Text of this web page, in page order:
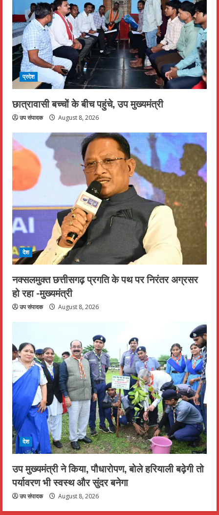
प्रदेश
छात्रावासी बच्चों के बीच पहुंचे, उप मुख्यमंत्री
उप संपादक August 8, 2026
देश
नक्सलमुक्त छत्तीसगढ़ प्रगति के पथ पर निरंतर अग्रसर
हो रहा -मुख्यमंत्री
उप संपादक August 8, 2026
देश
उप मुख्यमंत्री ने किया, पौधारोपण, बोले हरियाली बढ़ेगी तो
पर्यावरण भी स्वस्थ और सुंदर बनेगा
उप संपादक August 8, 2026